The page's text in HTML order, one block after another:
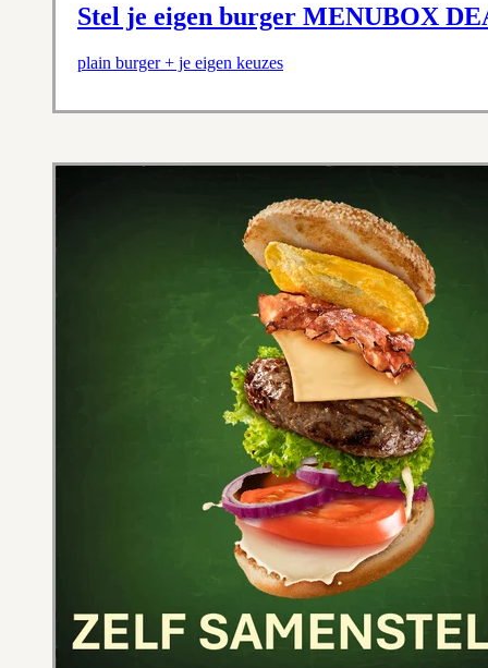
Stel je eigen burger MENUBOX
plain burger + je eigen keuzes